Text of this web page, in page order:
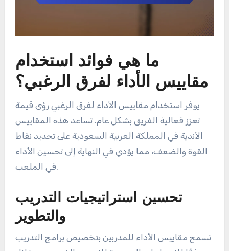
ما هي فوائد استخدام
مقاييس الأداء لفرق الرغبي؟
يوفر استخدام مقاييس الأداء لفرق الرغبي رؤى قيمة
تعزز فعالية الفريق بشكل عام. تساعد هذه المقاييس
الأندية في المملكة العربية السعودية على تحديد نقاط
القوة والضعف، مما يؤدي في النهاية إلى تحسين الأداء
في الملعب.
تحسين استراتيجيات التدريب
والتطوير
تسمح مقاييس الأداء للمدربين بتخصيص برامج التدريب